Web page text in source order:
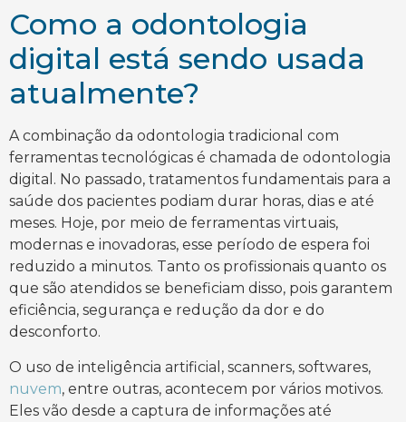
Como a odontologia
digital está sendo usada
atualmente?
A combinação da odontologia tradicional com
ferramentas tecnológicas é chamada de odontologia
digital. No passado, tratamentos fundamentais para a
saúde dos pacientes podiam durar horas, dias e até
meses. Hoje, por meio de ferramentas virtuais,
modernas e inovadoras, esse período de espera foi
reduzido a minutos. Tanto os profissionais quanto os
que são atendidos se beneficiam disso, pois garantem
eficiência, segurança e redução da dor e do
desconforto.
O uso de inteligência artificial, scanners, softwares,
nuvem, entre outras, acontecem por vários motivos.
Eles vão desde a captura de informações até